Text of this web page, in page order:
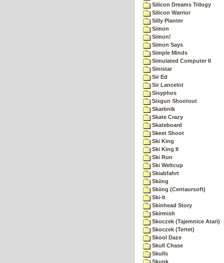
Silicon Dreams Trilogy
Silicon Warrior
Silly Planter
Simon
Simon!
Simon Says
Simple Minds
Simulated Computer II
Sinistar
Sir Ed
Sir Lancelot
Sisyphos
Sixgun Shootout
Skarbnik
Skate Crazy
Skateboard
Skeet Shoot
Ski King
Ski King II
Ski Run
Ski Weltcup
Skiabfahrt
Skiing
Skiing (Centaursoft)
Ski-It
Skinhead Story
Skirmish
Skoczek (Tajemnice Atari)
Skoczek (Tertet)
Skool Daze
Skull Chase
Skulls
Skunk